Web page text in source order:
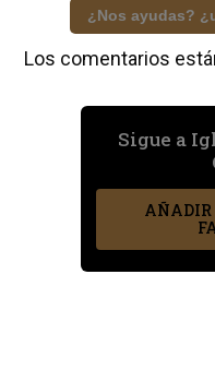
¿Nos ayudas?
Los comentarios
Sigue a
AÑADIR